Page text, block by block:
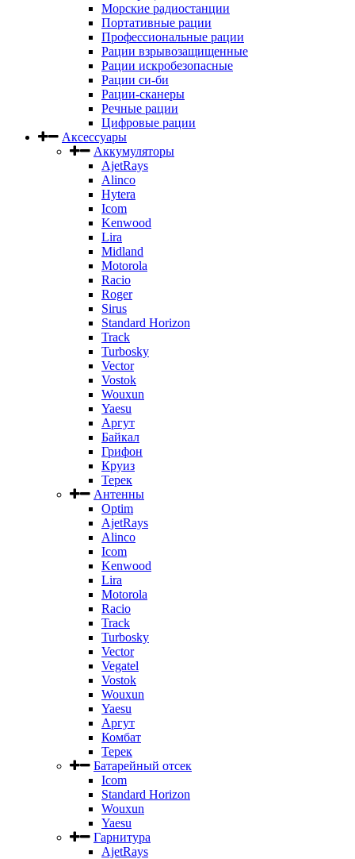
Морские радиостанции
Портативные рации
Профессиональные рации
Рации взрывозащищенные
Рации искробезопасные
Рации си-би
Рации-сканеры
Речные рации
Цифровые рации
Аксессуары
Аккумуляторы
AjetRays
Alinco
Hytera
Icom
Kenwood
Lira
Midland
Motorola
Racio
Roger
Sirus
Standard Horizon
Track
Turbosky
Vector
Vostok
Wouxun
Yaesu
Аргут
Байкал
Грифон
Круиз
Терек
Антенны
Optim
AjetRays
Alinco
Icom
Kenwood
Lira
Motorola
Racio
Track
Turbosky
Vector
Vegatel
Vostok
Wouxun
Yaesu
Аргут
Комбат
Терек
Батарейный отсек
Icom
Standard Horizon
Wouxun
Yaesu
Гарнитура
AjetRays